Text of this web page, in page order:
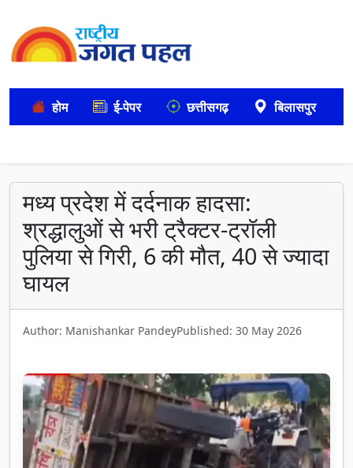
होम ई-पेपर छत्तीसगढ़ बिलासपुर
मध्य प्रदेश में दर्दनाक हादसा:
श्रद्धालुओं से भरी ट्रैक्टर-ट्रॉली
पुलिया से गिरी, 6 की मौत, 40 से ज्यादा
घायल
Author: Manishankar PandeyPublished: 30 May 2026